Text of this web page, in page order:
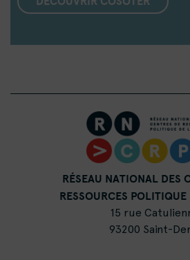
RÉSEAU NATIONAL DES
RESSOURCES
15 rue
93200 Saint-